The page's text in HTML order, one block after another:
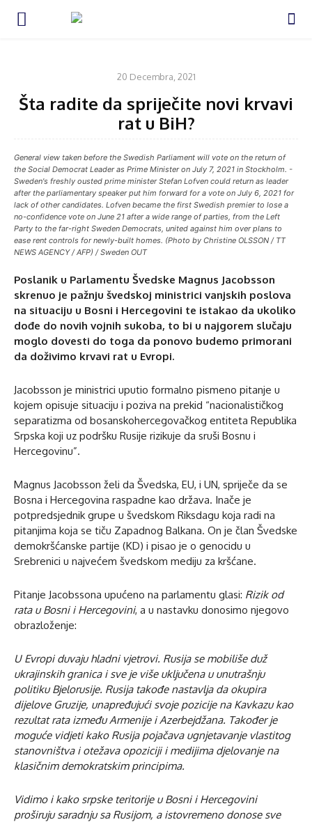
20 Decembra, 2021
Šta radite da spriječite novi krvavi
rat u BiH?
General view taken before the Swedish Parliament will vote on the return of
the Social Democrat Leader as Prime Minister on July 7, 2021 in Stockholm. -
Sweden's freshly ousted prime minister Stefan Lofven could return as leader
after the parliamentary speaker put him forward for a vote on July 6, 2021 for
lack of other candidates. Lofven became the first Swedish premier to lose a
no-confidence vote on June 21 after a wide range of parties, from the Left
Party to the far-right Sweden Democrats, united against him over plans to
ease rent controls for newly-built homes. (Photo by Christine OLSSON / TT
NEWS AGENCY / AFP) / Sweden OUT
Poslanik u Parlamentu Švedske Magnus Jacobsson
skrenuo je pažnju švedskoj ministrici vanjskih poslova
na situaciju u Bosni i Hercegovini te istakao da ukoliko
dođe do novih vojnih sukoba, to bi u najgorem slučaju
moglo dovesti do toga da ponovo budemo primorani
da doživimo krvavi rat u Evropi.
Jacobsson je ministrici uputio formalno pismeno pitanje u
kojem opisuje situaciju i poziva na prekid “nacionalističkog
separatizma od bosanskohercegovačkog entiteta Republika
Srpska koji uz podršku Rusije rizikuje da sruši Bosnu i
Hercegovinu”.
Magnus Jacobsson želi da Švedska, EU, i UN, spriječe da se
Bosna i Hercegovina raspadne kao država. Inače je
potpredsjednik grupe u švedskom Riksdagu koja radi na
pitanjima koja se tiču Zapadnog Balkana. On je član Švedske
demokršćanske partije (KD) i pisao je o genocidu u
Srebrenici u najvećem švedskom mediju za kršćane.
Pitanje Jacobssona upućeno na parlamentu glasi: Rizik od
rata u Bosni i Hercegovini, a u nastavku donosimo njegovo
obrazloženje:
U Evropi duvaju hladni vjetrovi. Rusija se mobiliše duž
ukrajinskih granica i sve je više uključena u unutrašnju
politiku Bjelorusije. Rusija takođe nastavlja da okupira
dijelove Gruzije, unapređujući svoje pozicije na Kavkazu kao
rezultat rata između Armenije i Azerbejdžana. Također je
moguće vidjeti kako Rusija pojačava ugnjetavanje vlastitog
stanovništva i otežava opoziciji i medijima djelovanje na
klasičnim demokratskim principima.
Vidimo i kako srpske teritorije u Bosni i Hercegovini
proširuju saradnju sa Rusijom, a istovremeno donose sve